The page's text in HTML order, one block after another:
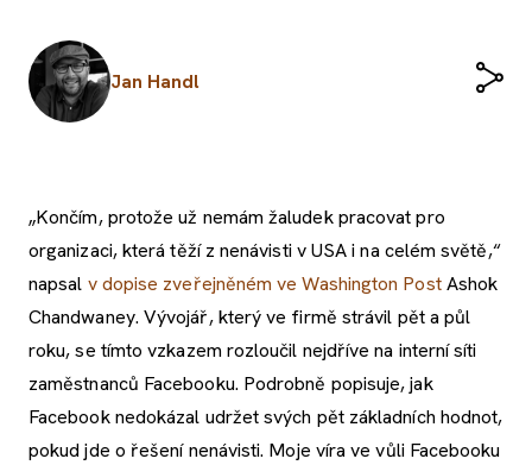
Jan Handl
„Končím, protože už nemám žaludek pracovat pro
organizaci, která těží z nenávisti v USA i na celém světě,“
napsal v dopise zveřejněném ve Washington PostAshok
Chandwaney. Vývojář, který ve firmě strávil pět a půl
roku, se tímto vzkazem rozloučil nejdříve na interní síti
zaměstnanců Facebooku. Podrobně popisuje, jak
Facebook nedokázal udržet svých pět základních hodnot,
pokud jde o řešení nenávisti. Moje víra ve vůli Facebooku